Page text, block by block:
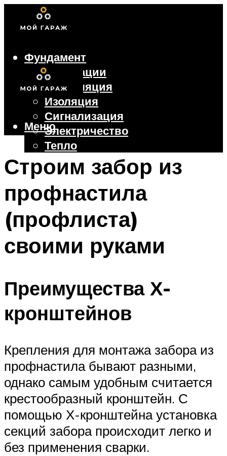
Фундамент
Коммуникации
Вентиляция
Изоляция
Сигнализация
Электричество
Тепло
Крыша
Ворота
Меню
Меню
Строим забор из
профнастила
(профлиста)
своими руками
Преимущества Х-
кронштейнов
Крепления для монтажа забора из
профнастила бывают разными,
однако самым удобным считается
крестообразный кронштейн. С
помощью Х-кронштейна установка
секций забора происходит легко и
без применения сварки.